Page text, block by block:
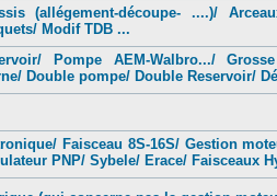
(allégement-découpe- ....)/
Modif TDB ...
Pompe AEM-Walbro.../
Double pompe/ Double Reservoir/
Faisceau 8S-16S/ Gestion
PNP/ Sybele/ Erace/ Faisceaux